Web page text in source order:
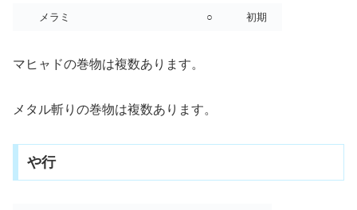
メラミ ○ 初期
マヒャドの巻物は複数あります。
メタル斬りの巻物は複数あります。
や行